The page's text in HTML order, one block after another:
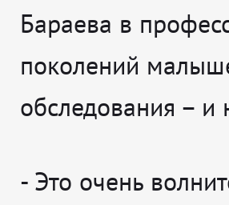
Бараева в
поколений
обследования – и
- Это очень